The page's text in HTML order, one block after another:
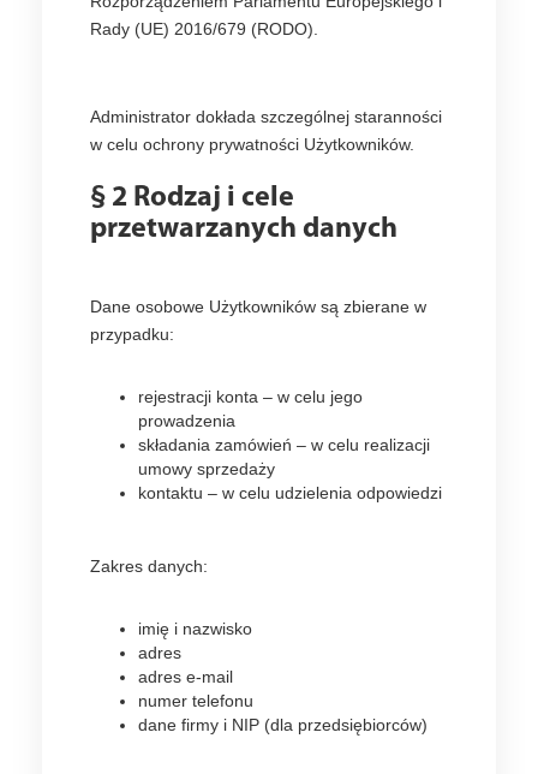
Rady (UE) 2016/679 (RODO).
Administrator dokłada szczególnej staranności
w celu ochrony prywatności Użytkowników.
§ 2 Rodzaj i cele
przetwarzanych danych
Dane osobowe Użytkowników są zbierane w
przypadku:
rejestracji konta – w celu jego
prowadzenia
składania zamówień – w celu realizacji
umowy sprzedaży
kontaktu – w celu udzielenia odpowiedzi
Zakres danych:
imię i nazwisko
adres
adres e-mail
numer telefonu
dane firmy i NIP (dla przedsiębiorców)